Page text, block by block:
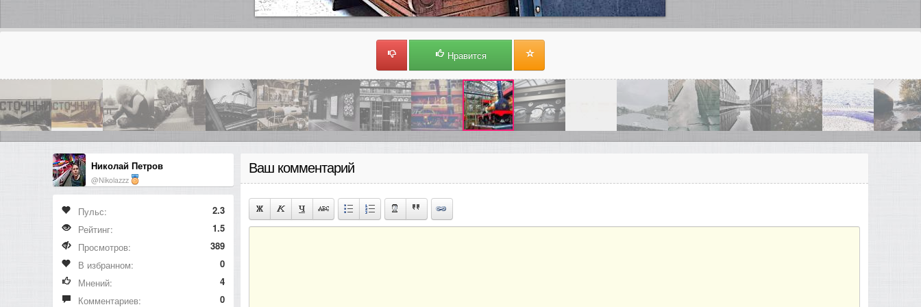
Нравится
Николай Петров
@Nikolazzz
Пульс:
2.3
Рейтинг:
1.5
Просмотров:
389
В избранном:
0
Мнений:
4
Комментариев:
0
Ваш комментарий